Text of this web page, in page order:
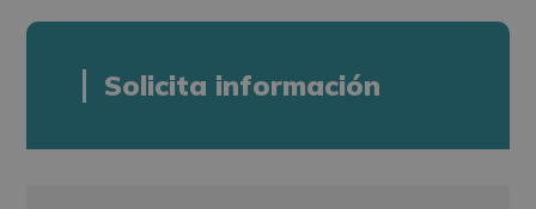
Solicita información